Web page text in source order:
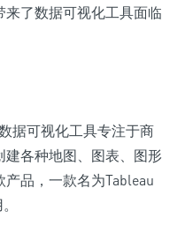
了数据可视化工具面临
据可视化工具专注于商
建各种地图、图表、图形
品，一款名为Tableau